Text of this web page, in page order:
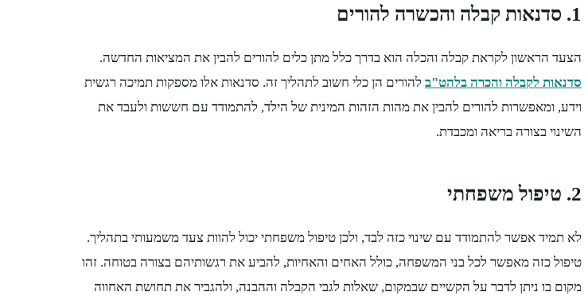
1. סדנאות קבלה והכשרה להורים
הצעד הראשון לקראת קבלה והכלה הוא בדרך כלל מתן כלים להורים להבין את המציאות החדשה.
סדנאות לקבלה והכרה בלהט"ב להורים הן כלי חשוב לתהליך זה. סדנאות אלו מספקות תמיכה רגשית
וידע, ומאפשרות להורים להבין את מהות הזהות המינית של הילד, להתמודד עם חששות ולעבד את
השינוי בצורה בריאה ומכבדת.
2. טיפול משפחתי
לא תמיד אפשר להתמודד עם שינוי כזה לבד, ולכן טיפול משפחתי יכול להוות צעד משמעותי בתהליך.
טיפול כזה מאפשר לכל בני המשפחה, כולל האחים והאחיות, להביע את רגשותיהם בצורה בטוחה. זהו
מקום בו ניתן לדבר על הקשיים שבמקום, שאלות לגבי הקבלה וההבנה, ולהגביר את תחושת האחווה